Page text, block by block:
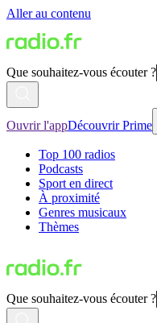
Aller au contenu
Que souhaitez-vous écouter ?
Ouvrir l'appDécouvrir Prime
Top 100 radios
Podcasts
Sport en direct
À proximité
Genres musicaux
Thèmes
Que souhaitez-vous écouter ?